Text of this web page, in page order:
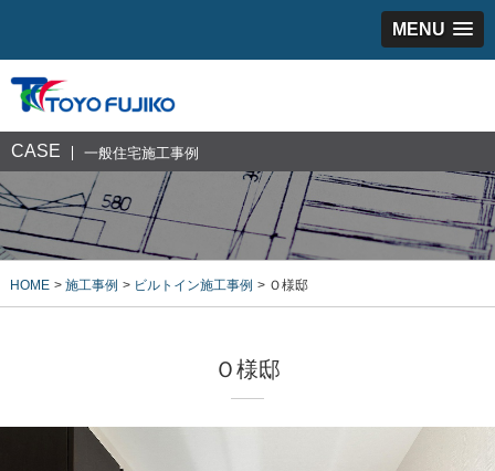
MENU
CASE 一般住宅施工事例
HOME 施工事例 ビルトイン施工事例 Ｏ様邸
Ｏ様邸